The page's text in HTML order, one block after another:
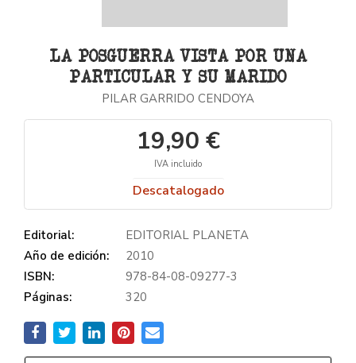
LA POSGUERRA VISTA POR UNA
PARTICULAR Y SU MARIDO
PILAR GARRIDO CENDOYA
19,90 €
IVA incluido
Descatalogado
Editorial:
EDITORIAL PLANETA
Año de edición:
2010
ISBN:
978-84-08-09277-3
Páginas:
320